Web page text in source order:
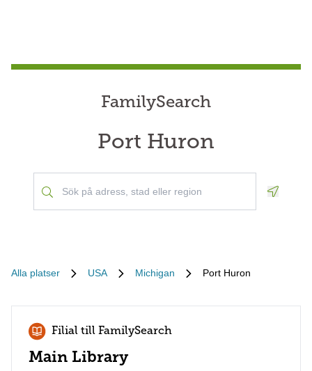
FamilySearch
Port Huron
Alla platser USA Michigan Port Huron
Filial till FamilySearch
Main Library